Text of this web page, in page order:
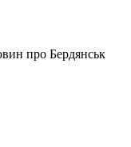
про Бердянськ